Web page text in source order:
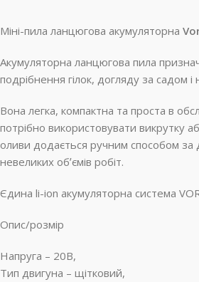
Міні-пила ланцюгова акумуляторна
Акумуляторна ланцюгова пила
подрібнення гілок, догляду за садом
Вона легка, компактна та проста в
потрібно використовувати викрутку
оливи додається ручним способом
невеликих обʼємів робіт.
Єдина li-ion акумуляторна система
Опис/розмір
Напруга – 20B,
Тип двигуна – щітковий,